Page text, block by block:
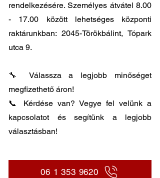
rendelkezésére. Személyes átvátel 8.00
- 17.00 között lehetséges központi
raktárunkban: 2045-Törökbálint, Tópark
utca 9.
🔧 Válassza a legjobb minőséget
megfizethető áron!
📞 Kérdése van? Vegye fel velünk a
kapcsolatot és segítünk a legjobb
választásban!
06 1 353 9620